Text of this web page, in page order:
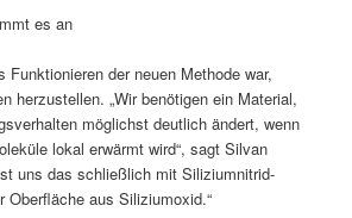
es an
Funktionieren der neuen Methode war,
herzustellen. „Wir benötigen ein Material,
möglichst deutlich ändert, wenn
lokal erwärmt wird“, sagt Silvan
uns das schließlich mit Siliziumnitrid-
Oberfläche aus Siliziumoxid.“